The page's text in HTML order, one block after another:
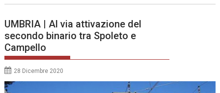
UMBRIA | Al via attivazione del
secondo binario tra Spoleto e
Campello
28 Dicembre 2020